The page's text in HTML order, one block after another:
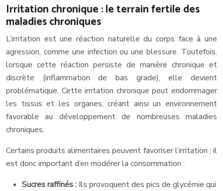
Irritation chronique : le terrain fertile des
maladies chroniques
L’irritation est une réaction naturelle du corps face à une
agression, comme une infection ou une blessure. Toutefois,
lorsque cette réaction persiste de manière chronique et
discrète (inflammation de bas grade), elle devient
problématique. Cette irritation chronique peut endommager
les tissus et les organes, créant ainsi un environnement
favorable au développement de nombreuses maladies
chroniques.
Certains produits alimentaires peuvent favoriser l’irritation ; il
est donc important d’en modérer la consommation :
Sucres raffinés : Ils provoquent des pics de glycémie qui